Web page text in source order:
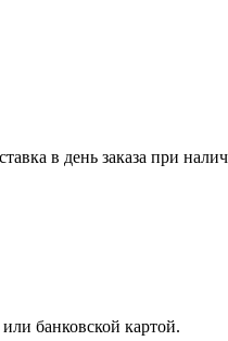
в день заказа при
банковской картой.